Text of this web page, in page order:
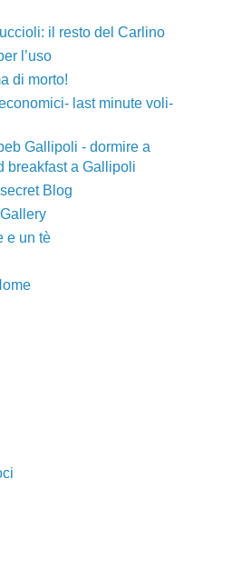
il resto del Carlino
l’uso
di morto!
last minute voli-
Gallipoli - dormire a
breakfast a Gallipoli
Blog
e un tè